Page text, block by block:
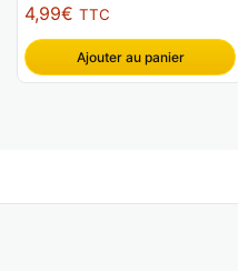
4,99€ TTC
Ajouter au panier